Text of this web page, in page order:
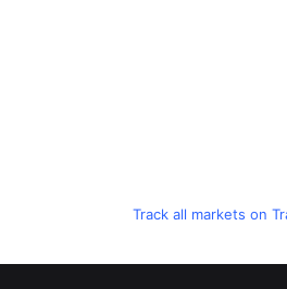
Track all markets on